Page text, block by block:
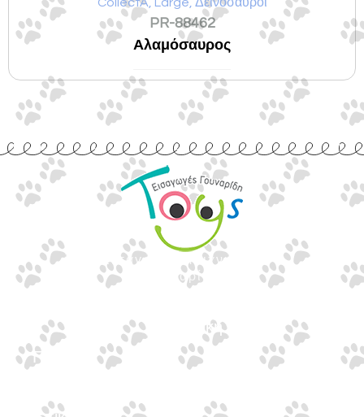
PR-88462
Αλαμόσαυρος
Εισαγωγές Παιχνιδιών
Γουναρίδη
Αρχική
Προϊόντα